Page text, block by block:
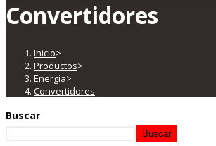
esta
web
Convertidores
Inicio>
Productos>
Energia>
Convertidores
Buscar
Buscar